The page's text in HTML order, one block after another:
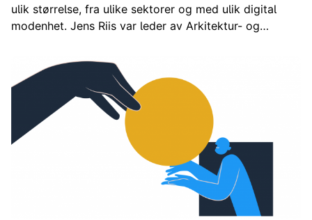
ulik størrelse, fra ulike sektorer og med ulik digital
modenhet. Jens Riis var leder av Arkitektur- og
Digitaliseringsbloggen.